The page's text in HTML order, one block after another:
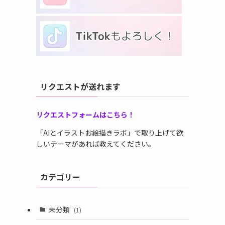
リクエストが送れます
リクエストフォームはこちら！
「AIとイラストお絵描きラボ」で取り上げて欲
しいテーマがあれば教えてください。
カテゴリー
未分類 (1)